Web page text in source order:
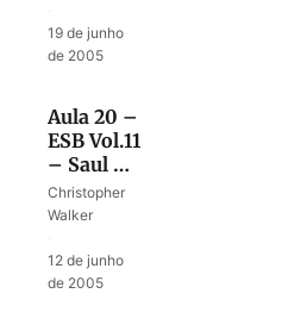
19 de junho
de 2005
Aula 20 –
ESB Vol.11
– Saul –
um líder
sem
Christopher
Walker
12 de junho
de 2005